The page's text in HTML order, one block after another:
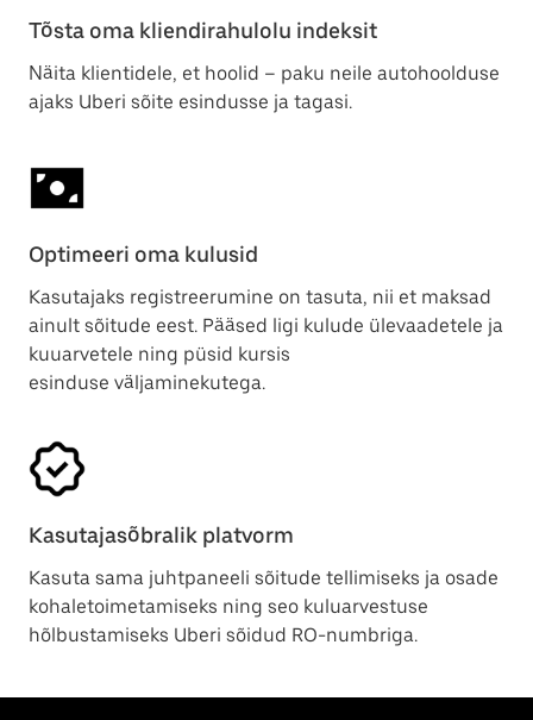
Tõsta oma kliendirahulolu indeksit
Näita klientidele, et hoolid – paku neile autohoolduse
ajaks Uberi sõite esindusse ja tagasi.
Optimeeri oma kulusid
Kasutajaks registreerumine on tasuta, nii et maksad
ainult sõitude eest. Pääsed ligi kulude ülevaadetele ja
kuuarvetele ning püsid kursis
esinduse väljaminekutega.
Kasutajasõbralik platvorm
Kasuta sama juhtpaneeli sõitude tellimiseks ja osade
kohaletoimetamiseks ning seo kuluarvestuse
hõlbustamiseks Uberi sõidud RO-numbriga.